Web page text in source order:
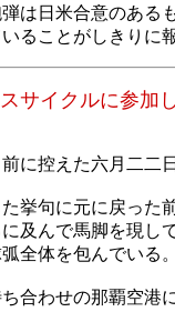
は日米合意のある
ることがしきりに
サイクルに参加
に控えた六月二二
挙句に元に戻った
及んで馬脚を現し
全体を包んでいる
合わせの那覇空港